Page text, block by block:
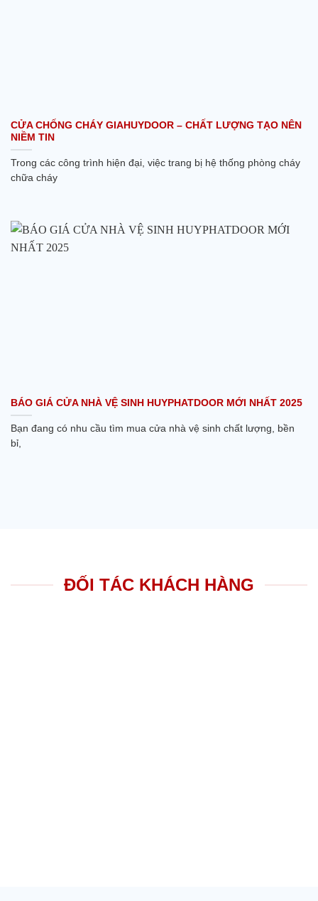
CỬA CHỐNG CHÁY GIAHUYDOOR – CHẤT LƯỢNG TẠO NÊN
NIỀM TIN
Trong các công trình hiện đại, việc trang bị hệ thống phòng cháy
chữa cháy
BÁO GIÁ CỬA NHÀ VỆ SINH HUYPHATDOOR MỚI NHẤT 2025
Bạn đang có nhu cầu tìm mua cửa nhà vệ sinh chất lượng, bền
bỉ,
ĐỐI TÁC KHÁCH HÀNG